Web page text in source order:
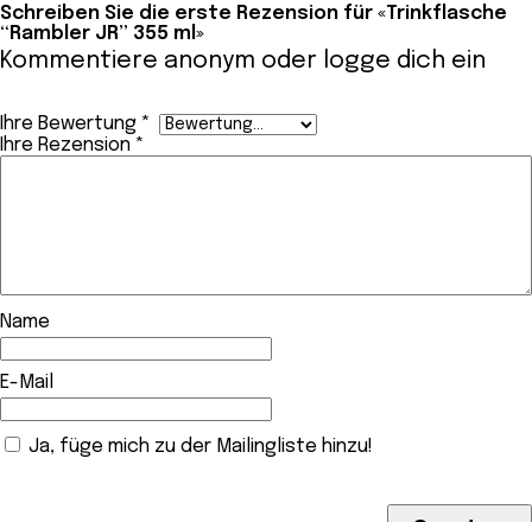
Schreiben Sie die erste Rezension für «Trinkflasche
“Rambler JR” 355 ml»
Kommentiere anonym oder logge dich ein
Ihre Bewertung *
Ihre Rezension *
Name
E-Mail
Ja, füge mich zu der Mailingliste hinzu!